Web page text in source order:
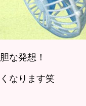
な発想！
なります笑